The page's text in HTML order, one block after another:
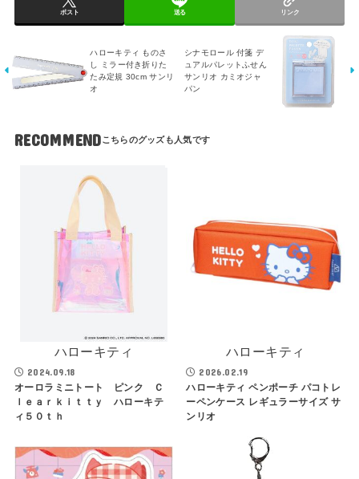
ポスト 送る リンク
ハローキティ ものさ
し ミラー付き折りた
たみ定規 30cm サンリ
オ
シナモロール 付箋 デ
ュアルパレットふせん
サンリオ カミオジャ
パン
RECOMMEND
ハローキティ
2024.09.18
オーロラミニトート ピンク Ｃ
ｌｅａｒｋｉｔｔｙ ハローキテ
ィ５０ｔｈ
ハローキティ
2026.02.19
ハローキティ ペンポーチ パコトレ
ーペンケース レギュラーサイズ サ
ンリオ